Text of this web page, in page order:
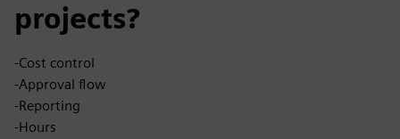
projects?
-Cost control
-Approval flow
-Reporting
-Hours